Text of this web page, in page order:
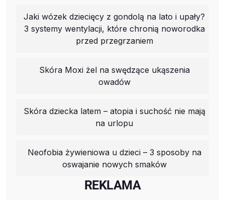
Jaki wózek dziecięcy z gondolą na lato i upały?
3 systemy wentylacji, które chronią noworodka
przed przegrzaniem
Skóra Moxi żel na swędzące ukąszenia
owadów
Skóra dziecka latem – atopia i suchość nie mają
na urlopu
Neofobia żywieniowa u dzieci – 3 sposoby na
oswajanie nowych smaków
REKLAMA